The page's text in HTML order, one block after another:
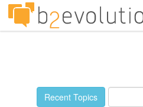
Recent Topics